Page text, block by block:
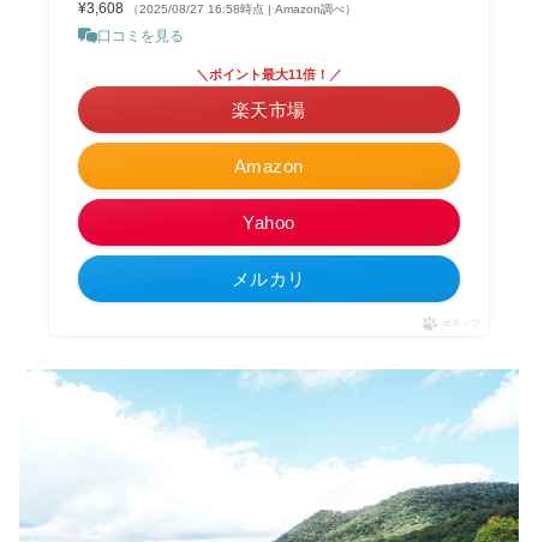
¥3,608
（2025/08/27 16:58時点 | Amazon調べ）
口コミを見る
Amazon
＼ポイント最大11倍！／
楽天市場
Yahoo
メルカリ
ポチップ